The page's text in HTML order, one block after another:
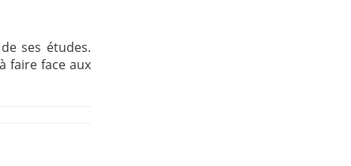
ses études.
faire face aux